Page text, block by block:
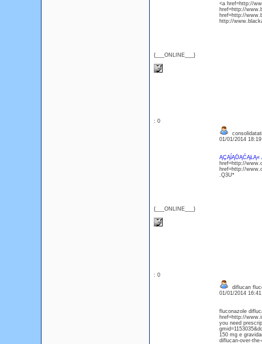
{___ONLINE___}
<a href=http://
href=http://
href=http://
http://
: 0
{___ONLINE___}
01/01/2014
ĄÇĄĺĄŮĄĆĄŁĄ«
href=http://
href=http://
.Q3U*
: 0
diflucan
01/01/2014
fluconazole
href=http://
you need
150 mg e
diflucan-over-